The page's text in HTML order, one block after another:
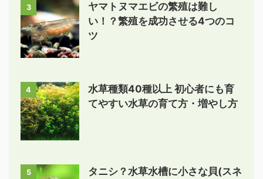
3
ヤマトヌマエビの繁殖は難し
い！？繁殖を成功させる4つのコ
ツ
4
水草種類40種以上 初心者にも育
てやすい水草の育て方・増やし方
5
タニシ？水草水槽に小さな貝(スネ